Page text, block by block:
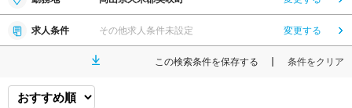
求人条件 その他求人条件未設定 変更する
この検索条件を保存する 条件をクリア